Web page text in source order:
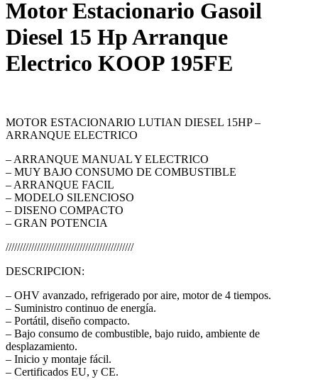
Motor Estacionario Gasoil
Diesel 15 Hp Arranque
Electrico KOOP 195FE
MOTOR ESTACIONARIO LUTIAN DIESEL 15HP –
ARRANQUE ELECTRICO
– ARRANQUE MANUAL Y ELECTRICO
– MUY BAJO CONSUMO DE COMBUSTIBLE
– ARRANQUE FACIL
– MODELO SILENCIOSO
– DISENO COMPACTO
– GRAN POTENCIA
/////////////////////////////////////////////
DESCRIPCION:
– OHV avanzado, refrigerado por aire, motor de 4 tiempos.
– Suministro continuo de energía.
– Portátil, diseño compacto.
– Bajo consumo de combustible, bajo ruido, ambiente de
desplazamiento.
– Inicio y montaje fácil.
– Certificados EU, y CE.